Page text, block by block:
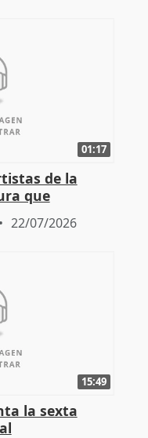
01:17
de la
que
en la
22/07/2026
15:49
la sexta